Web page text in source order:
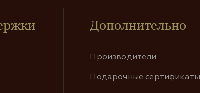
Дополнительно
Производители
Подарочные сертификаты